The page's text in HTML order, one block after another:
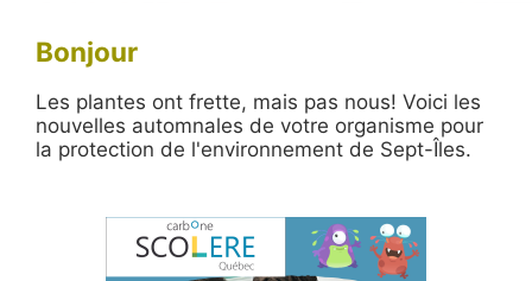
Bonjour
Les plantes ont frette, mais pas nous! Voici les
nouvelles automnales de votre organisme pour
la protection de l'environnement de Sept-Îles.